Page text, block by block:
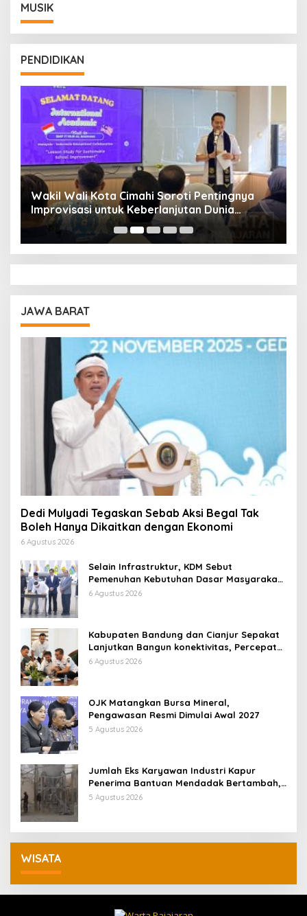
MUSIK
PENDIDIKAN
Wakil Wali Kota Cimahi Soroti Pentingnya
Improvisasi untuk Keberlanjutan Dunia
Pendidikan
JAWA BARAT
Dedi Mulyadi Tegaskan Sebab Aksi Begal Tak
Boleh Hanya Dikaitkan dengan Ekonomi
6 Agustus 2026
Selain Infrastruktur, KDM Sebut
Pemenuhan Kebutuhan Dasar Masyarakat
Jadi Fokus APBD Jabar 2027
6 Agustus 2026
Kabupaten Bandung dan Cianjur Sepakat
Lanjutkan Bangun konektivitas, Percepat
Pertumbuhan Ekonomi Daerah
6 Agustus 2026
OJK Matangkan Bursa Mineral,
Pengawasan Resmi Dimulai Awal 2027
5 Agustus 2026
Jumlah Eks Karyawan Industri Kapur
Penerima Bantuan Mendadak Bertambah,
KDM: Kita Identifikasi
5 Agustus 2026
WISATA